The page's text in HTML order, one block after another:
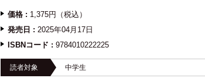
価格 : 1,375円（税込）
発売日 : 2025年04月17日
ISBNコード : 9784010222225
読者対象 中学生